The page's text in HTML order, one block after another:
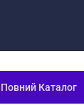
Повний Каталог